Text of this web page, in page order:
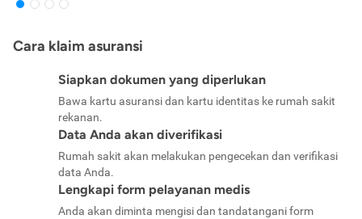
Cara klaim asuransi
Siapkan dokumen yang diperlukan
Bawa kartu asuransi dan kartu identitas ke rumah sakit
rekanan.
Data Anda akan diverifikasi
Rumah sakit akan melakukan pengecekan dan verifikasi
data Anda.
Lengkapi form pelayanan medis
Anda akan diminta mengisi dan tandatangani form